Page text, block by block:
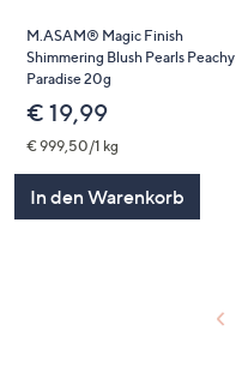
M.ASAM® Magic Finish
Shimmering Blush Pearls Peachy
Paradise 20g
€ 19,99
€ 999,50/1 kg
In den Warenkorb